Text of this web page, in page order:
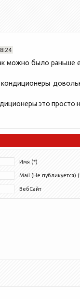
можно было раньше
это просто
Имя (*)
Mail (Не публикуется)
ВебСайт